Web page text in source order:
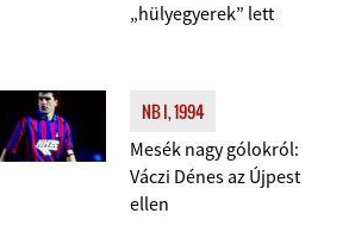
„hülyegyerek” lett
NB I, 1994
Mesék nagy gólokról:
Váczi Dénes az Újpest
ellen